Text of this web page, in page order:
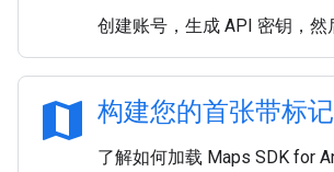
创建账号，生成 API 密钥，然
map 构建您的首张带标
了解如何加载 Maps SDK for